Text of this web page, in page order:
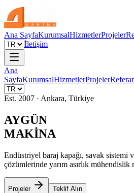
Ana SayfaKurumsalHizmetlerProjeler
İletişim
Ana
SayfaKurumsalHizmetlerProjeler
Est. 2007 · Ankara, Türkiye
AYGÜN
MAKİNA
Endüstriyel baraj kapağı, savak sistemi
çözümlerinde yarım asırlık mühendislik
Projeler Teklif Alın